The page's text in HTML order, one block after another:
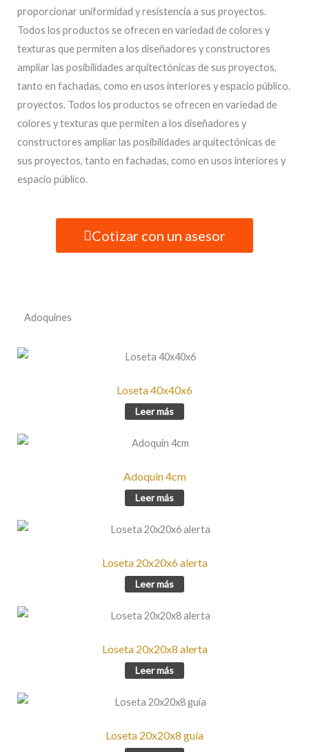
proporcionar uniformidad y resistencia a sus proyectos.
Todos los productos se ofrecen en variedad de colores y
texturas que permiten a los diseñadores y constructores
ampliar las posibilidades arquitectónicas de sus proyectos,
tanto en fachadas, como en usos interiores y espacio público.
proyectos. Todos los productos se ofrecen en variedad de
colores y texturas que permiten a los diseñadores y
constructores ampliar las posibilidades arquitectónicas de
sus proyectos, tanto en fachadas, como en usos interiores y
espacio público.
Cotizar con un asesor
Adoquines
Loseta 40x40x6
Leer más
Adoquin 4cm
Leer más
Loseta 20x20x6 alerta
Leer más
Loseta 20x20x8 alerta
Leer más
Loseta 20x20x8 guía